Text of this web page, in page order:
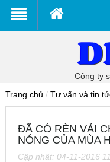
Công ty
Trang chủ / Tư vấn và tin
ĐÃ CÓ RÈN VẢI
NÓNG CỦA MÙA
Cập nhât: 04-11-2016